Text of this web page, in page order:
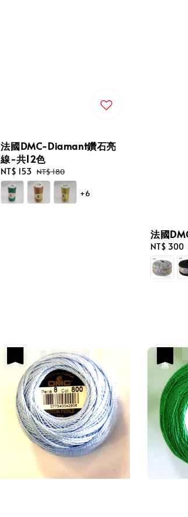
法國DMC-Diamant鑽石亮
線-共12色
Sale
price
NT$ 153 Regular
price
NT$ 180
+6
法國
Sale
price
NT$ 300